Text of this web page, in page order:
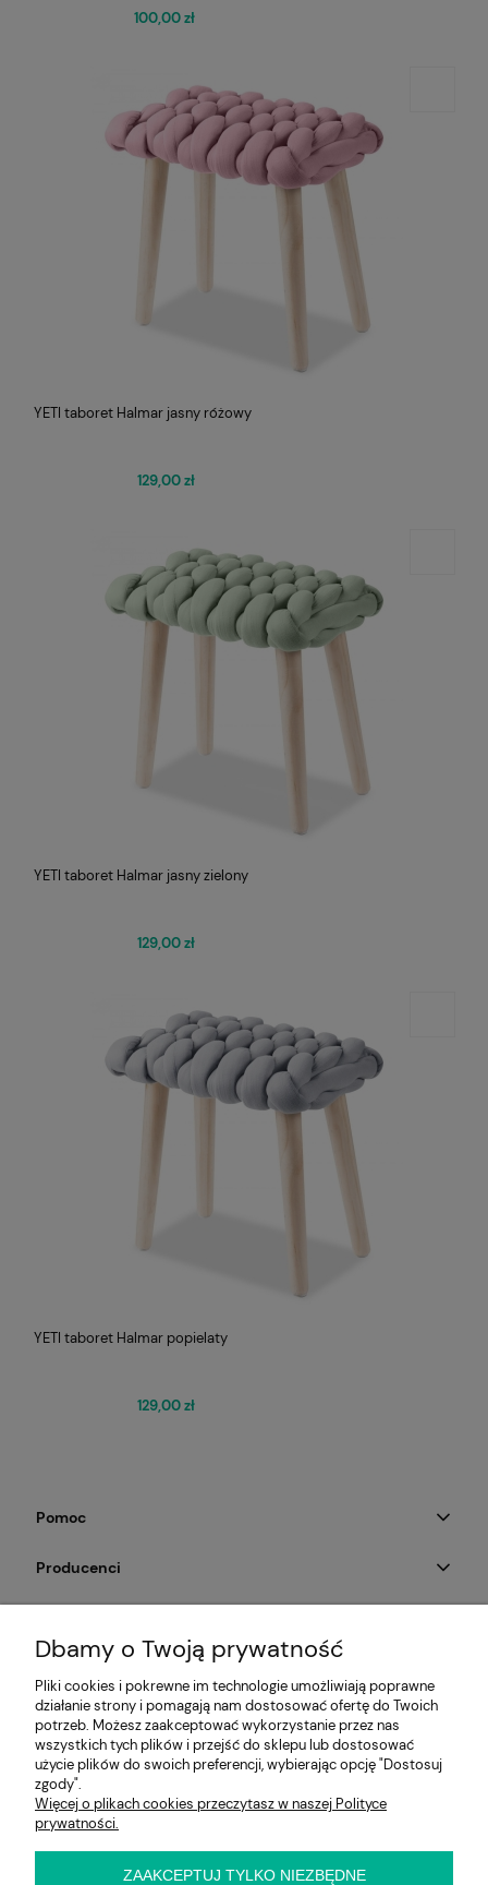
100,00 zł
YETI taboret Halmar jasny różowy
129,00 zł
YETI taboret Halmar jasny zielony
129,00 zł
YETI taboret Halmar popielaty
129,00 zł
Pomoc
Producenci
Na skróty
Informacje
E-KRZESŁO
Biuro handlowe (bez ekspozycji). Prosimy o wcześniejszy
kontakt przed wizytą
ul. Cynamonowa 2,
Dbamy o Twoją prywatność
Pliki cookies i pokrewne im technologie umożliwiają poprawne
działanie strony i pomagają nam dostosować ofertę do Twoich
potrzeb. Możesz zaakceptować wykorzystanie przez nas
wszystkich tych plików i przejść do sklepu lub dostosować
użycie plików do swoich preferencji, wybierając opcję "Dostosuj
zgody".
Więcej o plikach cookies przeczytasz w naszej Polityce
prywatności.
ZAAKCEPTUJ TYLKO NIEZBĘDNE